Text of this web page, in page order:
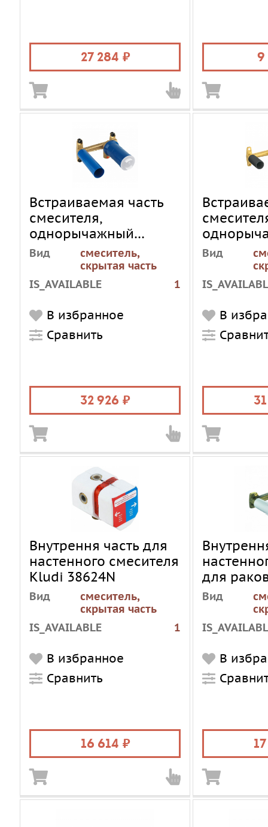
27 284 9
Встраиваемая часть
смесителя,
однорычажный
GROHE 23571000
Вид
смеситель,
скрытая часть
IS_AVAILABLE
1
В избранное
Сравнить
32 926
GROHE
Вид
В
Внутрення часть для
настенного смесителя
Kludi 38624N
Вид
смеситель,
скрытая часть
IS_AVAILABLE
1
В избранное
Сравнить
16 614
для
38243
Вид
В